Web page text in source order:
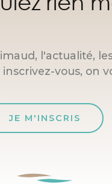
l'actualité,
vous, on
JE M'INSCRIS